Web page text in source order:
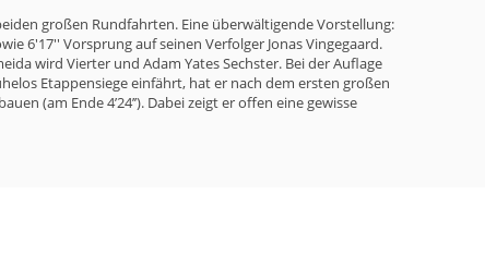
großen Rundfahrten. Eine überwältigende Vorstellung:
6'17'' Vorsprung auf seinen Verfolger Jonas Vingegaard.
wird Vierter und Adam Yates Sechster. Bei der Auflage
Etappensiege einfährt, hat er nach dem ersten großen
(am Ende 4’24’’). Dabei zeigt er offen eine gewisse